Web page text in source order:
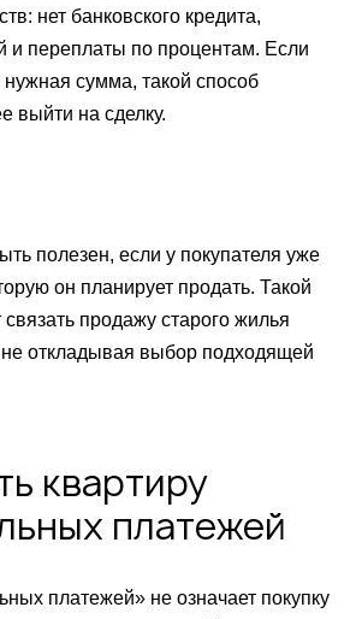
нет банковского кредита,
и переплаты по процентам. Если
нужная сумма, такой способ
выйти на сделку.
полезен, если у покупателя уже
он планирует продать. Такой
продажу старого жилья
не откладывая выбор подходящей
квартиру
платежей
платежей» не означает покупку